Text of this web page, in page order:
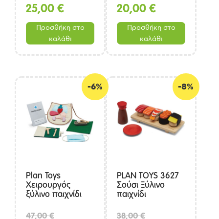
25,00€
Προσθήκη στο
καλάθι
20,00€
Προσθήκη στο
καλάθι
-6%
Plan Toys
Χειρουργός
ξύλινο παιχνίδι
47,00€
-8%
PLAN TOYS 3627
Σούσι Ξύλινο
παιχνίδι
38,00€